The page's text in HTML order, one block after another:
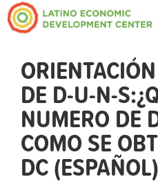
DE D-U-N-
NUMERO DE
COMO SE
DC (ESPAÑOL)